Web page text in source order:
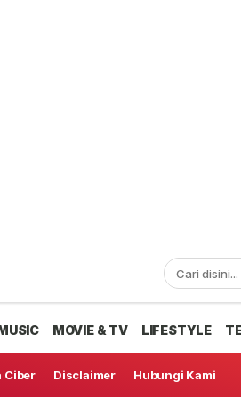
MOVIE & TV LIFESTYLE
Ciber Disclaimer Hubungi Kami